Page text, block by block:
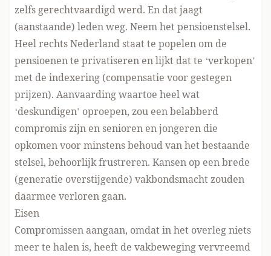
zelfs gerechtvaardigd werd. En dat jaagt
(aanstaande) leden weg. Neem het pensioenstelsel.
Heel rechts Nederland staat te popelen om de
pensioenen te privatiseren en lijkt dat te ‘verkopen’
met de indexering (compensatie voor gestegen
prijzen). Aanvaarding waartoe heel wat
‘deskundigen’ oproepen, zou een belabberd
compromis zijn en senioren en jongeren die
opkomen voor minstens behoud van het bestaande
stelsel, behoorlijk frustreren. Kansen op een brede
(generatie overstijgende) vakbondsmacht zouden
daarmee verloren gaan.
Eisen
Compromissen aangaan, omdat in het overleg niets
meer te halen is, heeft de vakbeweging vervreemd